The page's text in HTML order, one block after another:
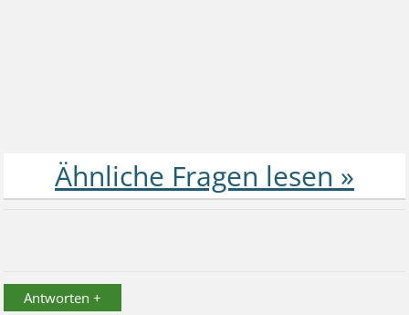
Antworten +